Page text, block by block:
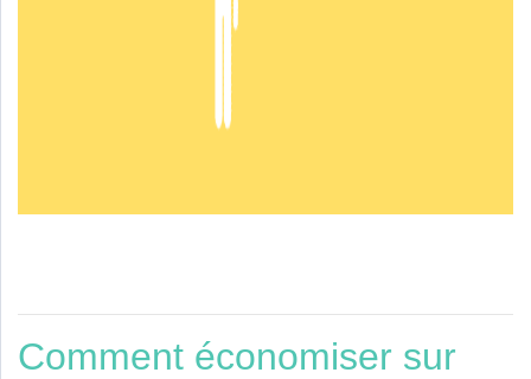
Comment économiser sur